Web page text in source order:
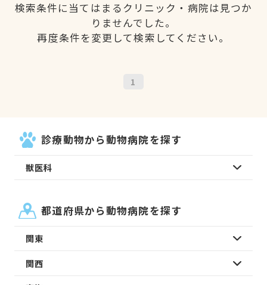
検索条件に当てはまるクリニック・病院は見つか
りませんでした。
再度条件を変更して検索してください。
1
診療動物から動物病院を探す
獣医科
都道府県から動物病院を探す
関東
関西